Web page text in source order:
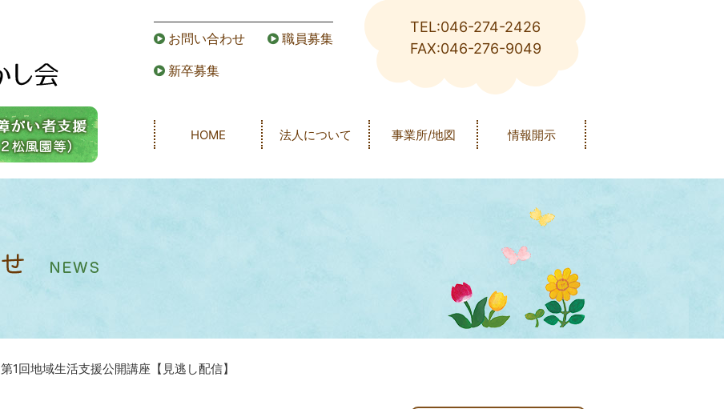
お問い合わせ
職員募集
新卒募集
TEL:046-274-2426
FAX:046-276-9049
HOME 法人について 事業所/地図 情報開示
第1回地域生活支援公開講座【見逃し配信】